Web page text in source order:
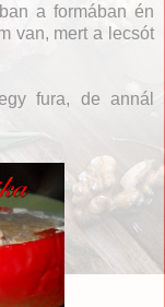
a formában én
van, mert a lecsót
fura, de annál